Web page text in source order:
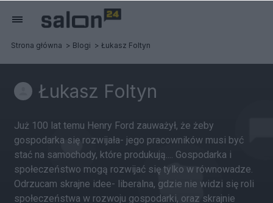
Strona główna Blogi Łukasz Foltyn
Łukasz Foltyn
Już 100 lat temu Henry Ford zauważył, że żeby
gospodarka się rozwijała- jego pracowników musi być
stać na samochody, które produkują.... Gospodarka i
społeczeństwo mogą rozwijać się tylko w równowadze.
Odrzucam skrajne idee- liberalna, gdzie nie widzi się roli
społeczeństwa w rozwoju gospodarki, oraz skrajnie